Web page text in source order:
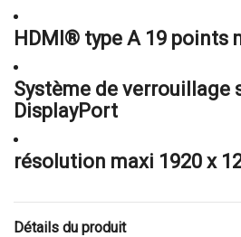
HDMI® type A 19 points
Système de verrouillage
DisplayPort
résolution maxi 1920 x
Détails du produit